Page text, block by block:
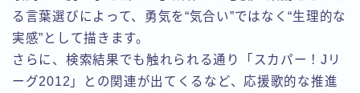
る言葉選びによって、勇気を“気合い”ではなく“生理的な
実感”として描きます。
さらに、検索結果でも触れられる通り「スカパー！Jリ
ーグ2012」との関連が出てくるなど、応援歌的な推進